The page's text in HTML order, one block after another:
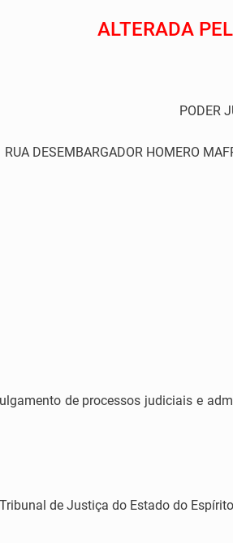
ALTERADA
PODER
RUA DESEMBARGADOR HOMERO
de processos judiciais e
de Justiça do Estado do